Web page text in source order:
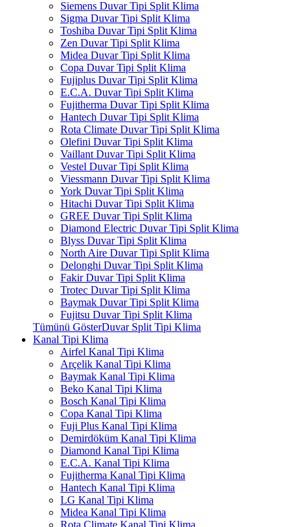
Siemens Duvar Tipi Split Klima
Sigma Duvar Tipi Split Klima
Toshiba Duvar Tipi Split Klima
Zen Duvar Tipi Split Klima
Midea Duvar Tipi Split Klima
Copa Duvar Tipi Split Klima
Fujiplus Duvar Tipi Split Klima
E.C.A. Duvar Tipi Split Klima
Fujitherma Duvar Tipi Split Klima
Hantech Duvar Tipi Split Klima
Rota Climate Duvar Tipi Split Klima
Olefini Duvar Tipi Split Klima
Vaillant Duvar Tipi Split Klima
Vestel Duvar Tipi Split Klima
Viessmann Duvar Tipi Split Klima
York Duvar Tipi Split Klima
Hitachi Duvar Tipi Split Klima
GREE Duvar Tipi Split Klima
Diamond Electric Duvar Tipi Split Klima
Blyss Duvar Tipi Split Klima
North Aire Duvar Tipi Split Klima
Delonghi Duvar Tipi Split Klima
Fakir Duvar Tipi Split Klima
Trotec Duvar Tipi Split Klima
Baymak Duvar Tipi Split Klima
Fujitsu Duvar Tipi Split Klima
Tümünü GösterDuvar Split Tipi Klima
Kanal Tipi Klima
Airfel Kanal Tipi Klima
Arçelik Kanal Tipi Klima
Baymak Kanal Tipi Klima
Beko Kanal Tipi Klima
Bosch Kanal Tipi Klima
Copa Kanal Tipi Klima
Fuji Plus Kanal Tipi Klima
Demirdöküm Kanal Tipi Klima
Diamond Kanal Tipi Klima
E.C.A. Kanal Tipi Klima
Fujitherma Kanal Tipi Klima
Hantech Kanal Tipi Klima
LG Kanal Tipi Klima
Midea Kanal Tipi Klima
Rota Climate Kanal Tipi Klima